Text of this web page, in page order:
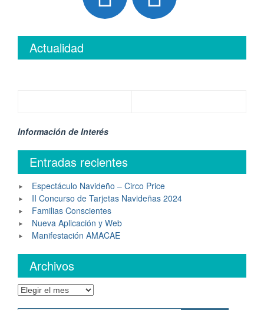
Actualidad
Información de Interés
Entradas recientes
Espectáculo Navideño – Circo Price
II Concurso de Tarjetas Navideñas 2024
Familias Conscientes
Nueva Aplicación y Web
Manifestación AMACAE
Archivos